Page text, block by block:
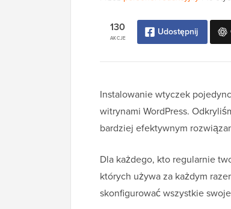
AKCJE
130 Udostępnij
Instalowanie wtyczek
witrynami WordPress.
bardziej efektywnym
Dla każdego, kto regularnie
których używa za każdym
skonfigurować wszystkie